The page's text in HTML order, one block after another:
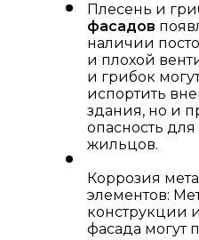
Плесень и
фасадов
наличии
и плохой
и грибок
испортить
здания, но и
опасность
жильцов.
Коррозия
элементов:
конструкции
фасада могут